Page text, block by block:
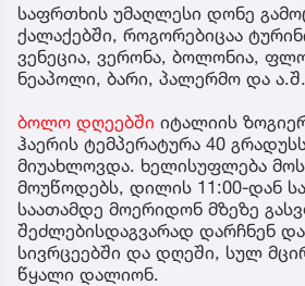
საფრთხის უმაღლესი დონე
ქალაქებში, როგორებიცაა
ვენეცია, ვერონა, ბოლონია,
ნეაპოლი, ბარი, პალერმო და ა.შ.
ბოლო დღეებში იტალიის
ჰაერის ტემპერატურა 40
მიუახლოვდა. ხელისუფლება
მოუწოდებს, დილის 11:00-დან
საათამდე მოერიდონ მზეზე
შეძლებისდაგვარად დარჩნენ
სივრცეებში და დღეში, სულ
წყალი დალიონ.